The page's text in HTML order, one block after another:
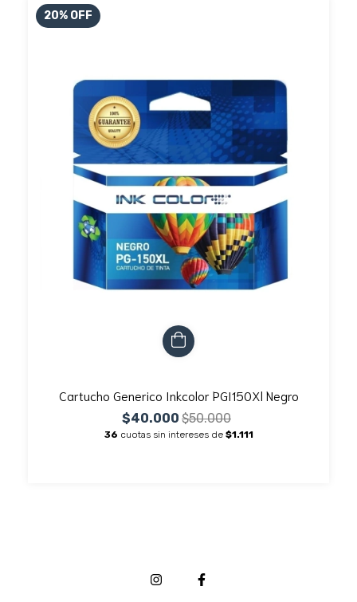
20% OFF
Cartucho Generico Inkcolor PGI150Xl Negro
$40.000 $50.000
36 cuotas sin intereses de $1.111